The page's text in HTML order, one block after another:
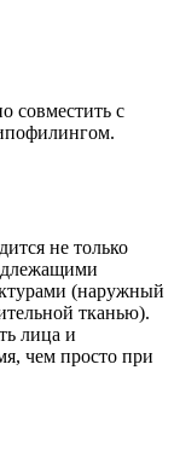
с
не только
(наружный
тканью).
лица и
чем просто при